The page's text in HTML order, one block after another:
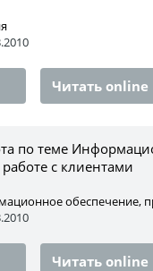
Читать online
по теме
с клиентами
обеспечение,
Читать online